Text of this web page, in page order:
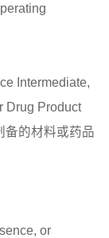
Intermediate,
Drug Product
备的材料或药品
or